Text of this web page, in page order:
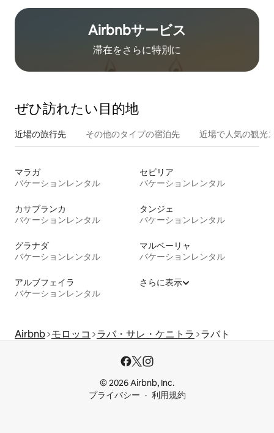
Airbnb⁠サ⁠ー⁠ビ⁠ス
滞在をさ⁠ら⁠に特⁠別⁠に
ぜひ訪⁠れ⁠た⁠い目⁠的⁠地
近場の旅行先 その他のタ⁠イ⁠プ⁠の宿⁠泊⁠先 近場で人気の観光
マラガ
バケーションレンタル
セビリア
バケーションレンタル
カサブランカ
バケーションレンタル
タンジェ
バケーションレンタル
グラナダ
バケーションレンタル
マルベーリャ
バケーションレンタル
アルブフェイラ
バケーションレンタル
さらに表示
Airbnb モロッコ ラバ・サレ・ケニトラ ラバト
© 2026 Airbnb, Inc.
プライバシー
利用規約